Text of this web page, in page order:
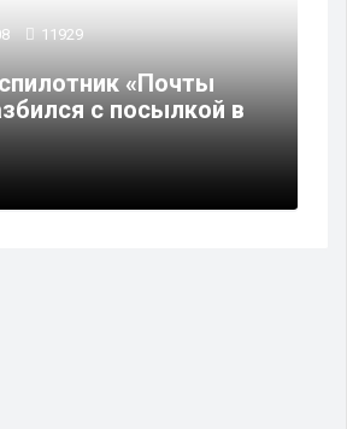
11929
«Почты
с посылкой в